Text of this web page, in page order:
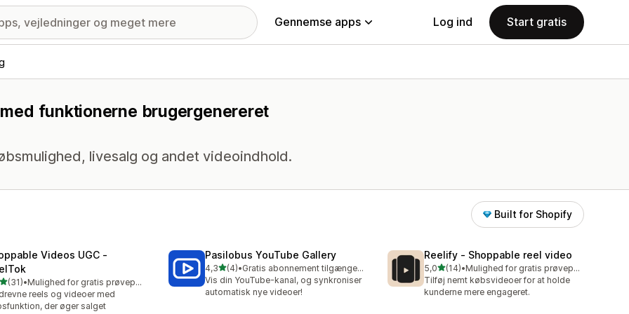
Gennemse apps Log ind Start gratis
funktionerne brugergenereret
livesalg og andet videoindhold.
Built for Shopify
Videos UGC ‑
af 5 stjerner
(31) i alt
•
Mulighed for gratis prøveperiode
reels og videoer med
der øger salget
Pasilobus YouTube Gallery
4,3ud af 5 stjerner
(4)
4 anmeldelser i alt
•
Gratis abonnement tilgængeligt
Vis din YouTube-kanal, og synkroniser
automatisk nye videoer!
Reelify ‑ Shoppable reel video
5,0ud af 5 stjerner
(14)
14 anmeldelser i alt
•
Mulighed for gratis prøveperiode
Tilføj nemt købsvideoer for at holde
kunderne mere engageret.